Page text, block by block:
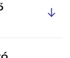
minden